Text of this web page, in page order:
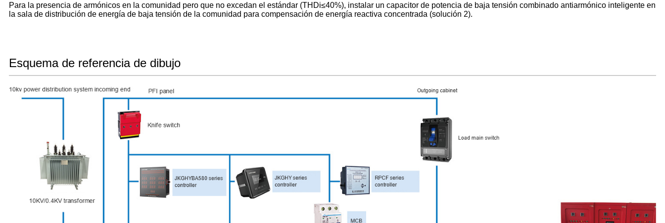
Para la presencia de armónicos en la comunidad pero que no excedan el estándar (THDi≤40%), instalar un capacitor de potencia de baja tensión combinado antiarmónico inteligente en
la sala de distribución de energía de baja tensión de la comunidad para compensación de energía reactiva concentrada (solución 2).
Esquema de referencia de dibujo